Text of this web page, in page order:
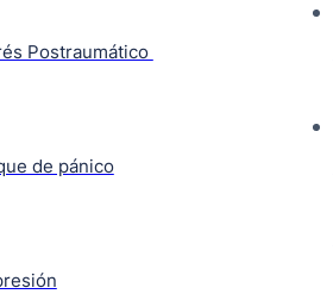
Postraumático
de pánico